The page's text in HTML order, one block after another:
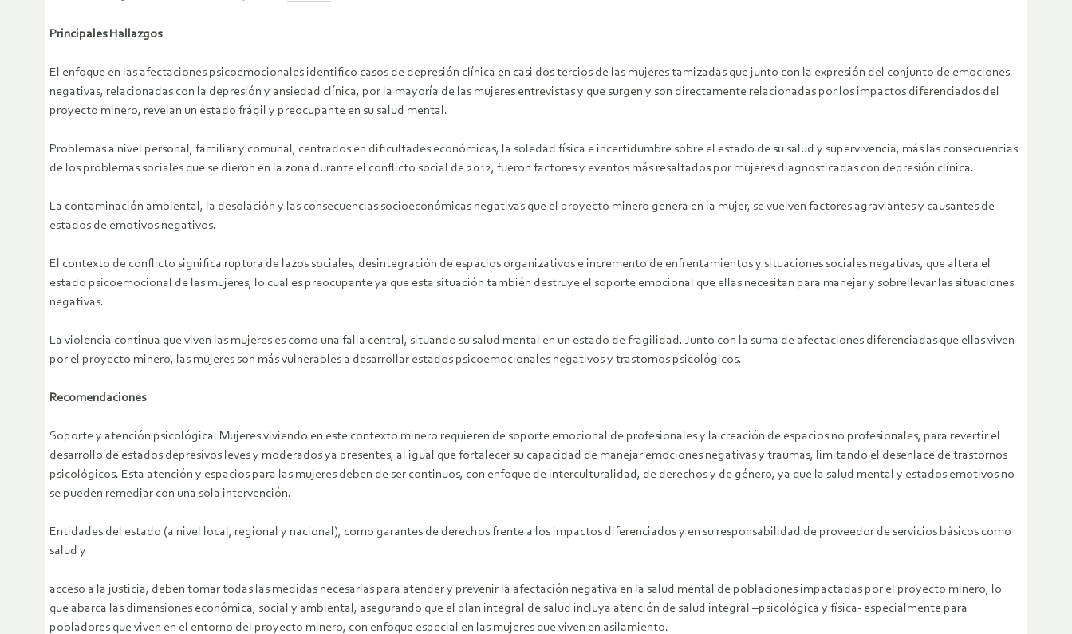
Principales Hallazgos
El enfoque en las afectaciones psicoemocionales identifico casos de depresión clínica en casi dos tercios de las mujeres tamizadas que junto con la expresión del conjunto de emociones
negativas, relacionadas con la depresión y ansiedad clínica, por la mayoría de las mujeres entrevistas y que surgen y son directamente relacionadas por los impactos diferenciados del
proyecto minero, revelan un estado frágil y preocupante en su salud mental.
Problemas a nivel personal, familiar y comunal, centrados en dificultades económicas, la soledad física e incertidumbre sobre el estado de su salud y supervivencia, más las consecuencias
de los problemas sociales que se dieron en la zona durante el conflicto social de 2012, fueron factores y eventos más resaltados por mujeres diagnosticadas con depresión clínica.
La contaminación ambiental, la desolación y las consecuencias socioeconómicas negativas que el proyecto minero genera en la mujer, se vuelven factores agraviantes y causantes de
estados de emotivos negativos.
El contexto de conflicto significa ruptura de lazos sociales, desintegración de espacios organizativos e incremento de enfrentamientos y situaciones sociales negativas, que altera el
estado psicoemocional de las mujeres, lo cual es preocupante ya que esta situación también destruye el soporte emocional que ellas necesitan para manejar y sobrellevar las situaciones
negativas.
La violencia continua que viven las mujeres es como una falla central, situando su salud mental en un estado de fragilidad. Junto con la suma de afectaciones diferenciadas que ellas viven
por el proyecto minero, las mujeres son más vulnerables a desarrollar estados psicoemocionales negativos y trastornos psicológicos.
Recomendaciones
Soporte y atención psicológica: Mujeres viviendo en este contexto minero requieren de soporte emocional de profesionales y la creación de espacios no profesionales, para revertir el
desarrollo de estados depresivos leves y moderados ya presentes, al igual que fortalecer su capacidad de manejar emociones negativas y traumas, limitando el desenlace de trastornos
psicológicos. Esta atención y espacios para las mujeres deben de ser continuos, con enfoque de interculturalidad, de derechos y de género, ya que la salud mental y estados emotivos no
se pueden remediar con una sola intervención.
Entidades del estado (a nivel local, regional y nacional), como garantes de derechos frente a los impactos diferenciados y en su responsabilidad de proveedor de servicios básicos como
salud y
acceso a la justicia, deben tomar todas las medidas necesarias para atender y prevenir la afectación negativa en la salud mental de poblaciones impactadas por el proyecto minero, lo
que abarca las dimensiones económica, social y ambiental, asegurando que el plan integral de salud incluya atención de salud integral –psicológica y física- especialmente para
pobladores que viven en el entorno del proyecto minero, con enfoque especial en las mujeres que viven en asilamiento.